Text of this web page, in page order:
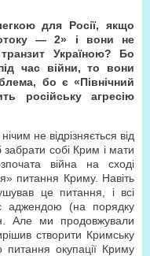
для Росії, якщо
— 2» і вони не
Україною? Бо
час війни, то вони
бо є «Північний
російську агресію
не відрізняється від
собі Крим і мати
війна на сході
питання Криму. Навіть
це питання, і всі
аджендою (на порядку
Але ми продовжували
створити Кримську
окупації Криму